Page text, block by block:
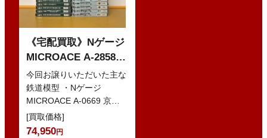
《宅配買取》Nゲージ
MICROACE A-2858
京阪8000系 新塗装 な
どの鉄道模型
今回お譲りいただいた主な
鉄道模型 ・Nゲージ
MICROACE A-0669 京阪
8030系 ・Nゲージ
GREENMAX 組立キ…
[買取価格]
74,950円